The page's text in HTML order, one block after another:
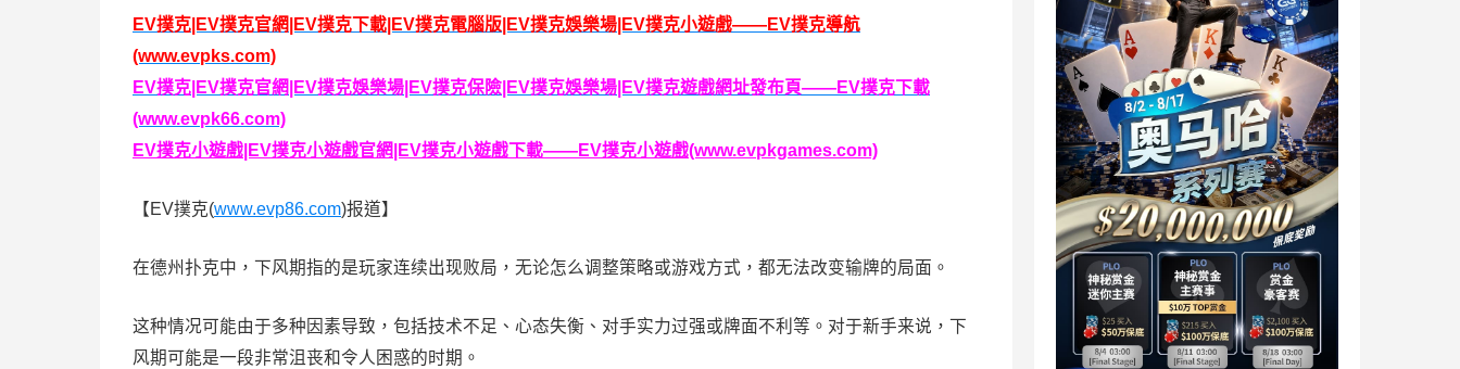
EV撲克|EV撲克官網|EV撲克下載|EV撲克電腦版|EV撲克娛樂場|EV撲克小遊戲——EV撲克導航
(www.evpks.com)
EV撲克|EV撲克官網|EV撲克娛樂場|EV撲克保險|EV撲克娛樂場|EV撲克遊戲網址發布頁——EV撲克下載
(www.evpk66.com)
EV撲克小遊戲|EV撲克小遊戲官網|EV撲克小遊戲下載——EV撲克小遊戲(www.evpkgames.com)
【EV撲克(www.evp86.com)报道】
在德州扑克中，下风期指的是玩家连续出现败局，无论怎么调整策略或游戏方式，都无法改变输牌的局面。
这种情况可能由于多种因素导致，包括技术不足、心态失衡、对手实力过强或牌面不利等。对于新手来说，下
风期可能是一段非常沮丧和令人困惑的时期。